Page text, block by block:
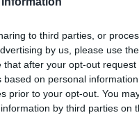
to third parties, or
by us, please use
after your opt-out
on personal
prior to your opt-out. You
by third parties on
λεπτά η τιμή